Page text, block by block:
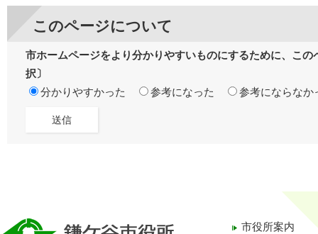
このページについて
市ホームページをより分かりやすいものにするために、こ
択〕
分かりやすかった
参考になった 参考にならなか
市役所案内